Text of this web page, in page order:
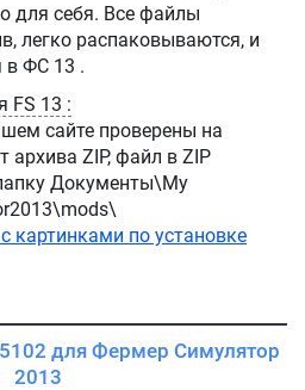
для себя. Все файлы
легко распаковываются, и
легко устанавливаются в ФС 13 .
Как установить мод для FS 13 :
сайте проверены на
ZIP, файл в ZIP
Документы\My
картинками по установке
для Фермер Симулятор
2013